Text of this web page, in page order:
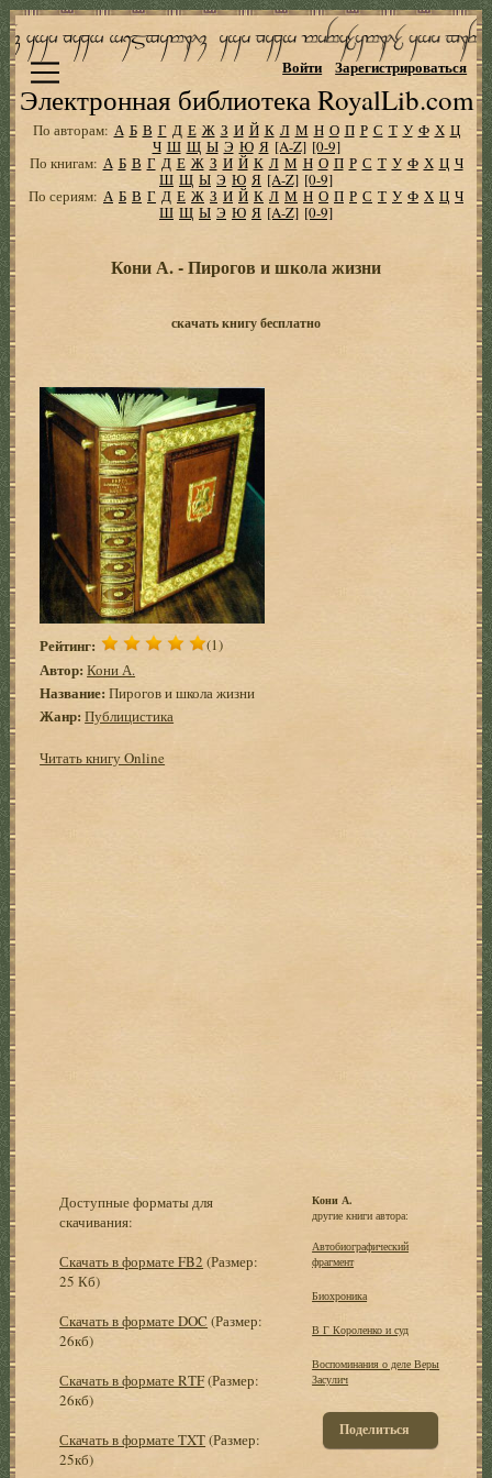
Электронная библиотека RoyalLib.com
Войти Зарегистрироваться
По авторам: А Б В Г Д Е Ж З И Й К Л М Н О П Р С Т У Ф Х Ц
Ч Ш Щ Ы Э Ю Я [A-Z] [0-9]
По книгам: А Б В Г Д Е Ж З И Й К Л М Н О П Р С Т У Ф Х Ц Ч
Ш Щ Ы Э Ю Я [A-Z] [0-9]
По сериям: А Б В Г Д Е Ж З И Й К Л М Н О П Р С Т У Ф Х Ц Ч
Ш Щ Ы Э Ю Я [A-Z] [0-9]
Кони А. - Пирогов и школа жизни
скачать книгу бесплатно
Рейтинг: (1)
Автор: Кони А.
Название: Пирогов и школа жизни
Жанр: Публицистика
Читать книгу Online
Доступные форматы для
скачивания:
Скачать в формате FB2 (Размер:
25 Кб)
Скачать в формате DOC (Размер:
26кб)
Скачать в формате RTF(Размер:
26кб)
Скачать в формате TXT(Размер:
25кб)
Кони А.
другие книги автора:
Автобиографический
фрагмент
Биохроника
В Г Короленко и суд
Воспоминания о деле Веры
Засулич
Поделиться